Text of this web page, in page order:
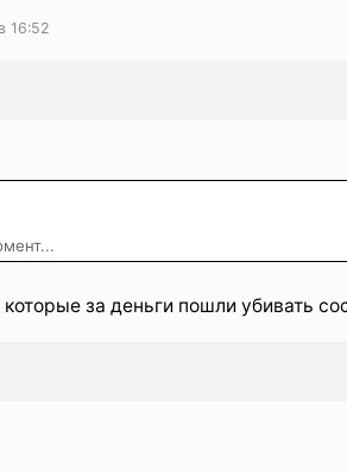
16:52
за деньги пошли убивать